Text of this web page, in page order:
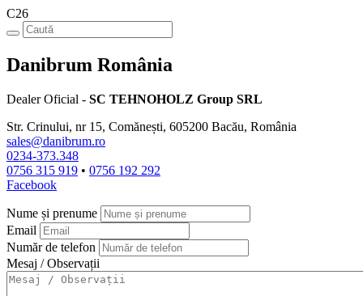
C26
Danibrum România
Dealer Oficial - SC TEHNOHOLZ Group SRL
Str. Crinului, nr 15, Comănești, 605200 Bacău, România
sales@danibrum.ro
0234-373.348
0756 315 919 • 0756 192 292
Facebook
Nume și prenume
Email
Număr de telefon
Mesaj / Observații